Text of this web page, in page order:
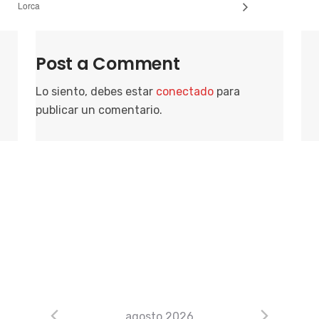
Lorca
Post a Comment
Lo siento, debes estar conectado para
publicar un comentario.
agosto 2026